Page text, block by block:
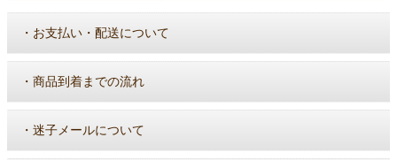
・ お支払い・配送について
・ 商品到着までの流れ
・ 迷子メールについて